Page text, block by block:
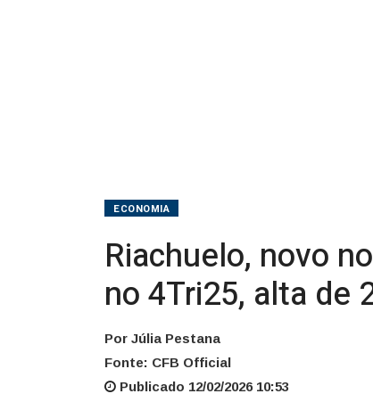
ECONOMIA
Riachuelo, novo
no 4Tri25, alta de
Por Júlia Pestana
Fonte: CFB Official
Publicado 12/02/2026 10:53